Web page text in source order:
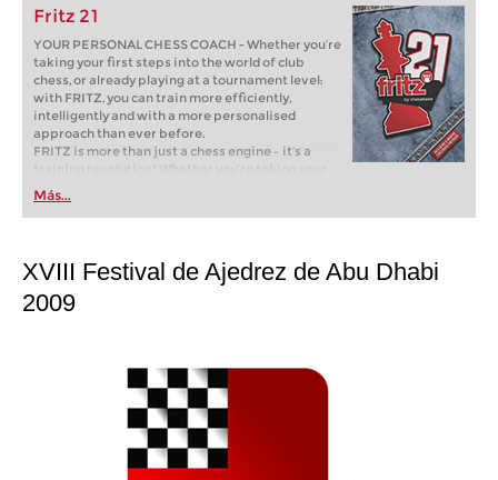
Fritz 21
YOUR PERSONAL CHESS COACH - Whether you’re
taking your first steps into the world of club
chess, or already playing at a tournament level:
with FRITZ, you can train more efficiently,
intelligently and with a more personalised
approach than ever before.
FRITZ is more than just a chess engine – it’s a
training revolution! Whether you’re taking your
first steps into the world of club chess, or already
playing at a tournament level: with FRITZ, you can
train more efficiently, intelligently and with a
Más...
XVIII Festival de Ajedrez de Abu Dhabi
2009